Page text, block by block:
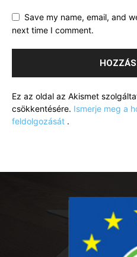
Save my name, email, and
next time I comment.
Ez az oldal az Akismet
csökkentésére. Ismerje meg a
feldolgozását .